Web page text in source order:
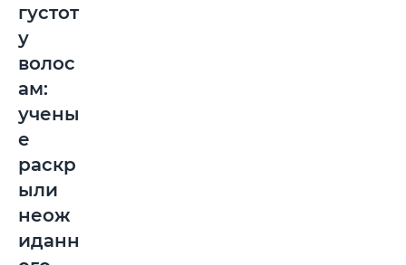
густот
у
волос
ам:
учены
е
раскр
ыли
неож
иданн